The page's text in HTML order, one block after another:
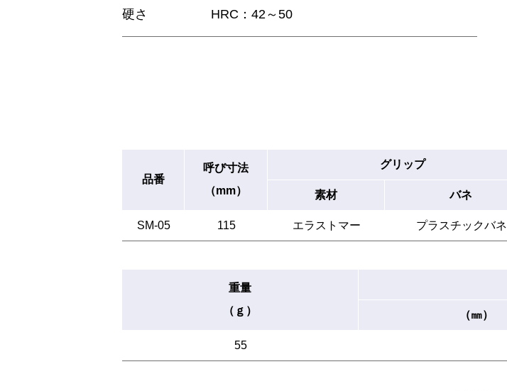
硬さ HRC：42～50
品番
呼び寸法
（mm）
グリップ
素材 バネ
SM-05 115 エラストマー プラスチックバネ
重量
（ｇ）
（㎜）
55